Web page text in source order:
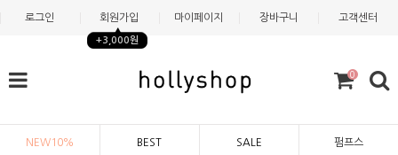
로그인 회원가입
+3,000원
마이페이지 장바구니 고객센터
0
NEW10% BEST SALE 펌프스